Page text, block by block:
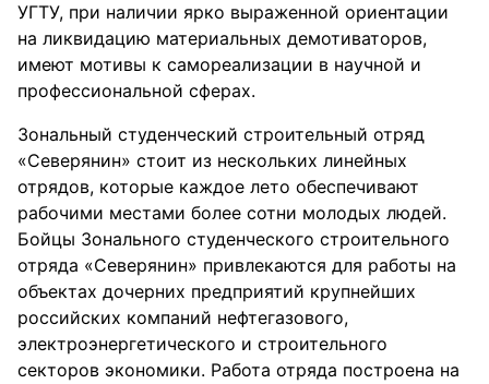
УГТУ, при наличии ярко выраженной ориентации
на ликвидацию материальных демотиваторов,
имеют мотивы к самореализации в научной и
профессиональной сферах.
Зональный студенческий строительный отряд
«Северянин» стоит из нескольких линейных
отрядов, которые каждое лето обеспечивают
рабочими местами более сотни молодых людей.
Бойцы Зонального студенческого строительного
отряда «Северянин» привлекаются для работы на
объектах дочерних предприятий крупнейших
российских компаний нефтегазового,
электроэнергетического и строительного
секторов экономики. Работа отряда построена на